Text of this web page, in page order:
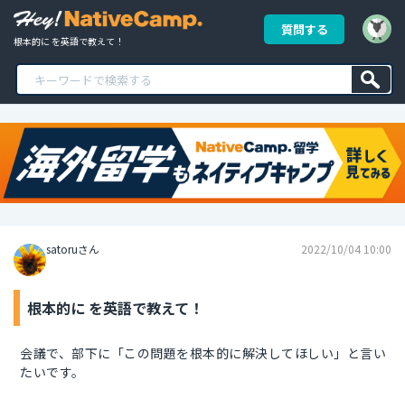
根本的に を英語で教えて！
質問する
satoruさん 2022/10/04 10:00
根本的に を英語で教えて！
会議で、部下に「この問題を根本的に解決してほしい」と言い
たいです。